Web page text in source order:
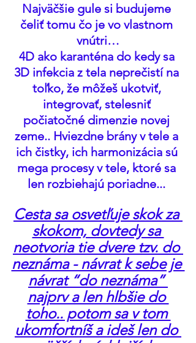
Najväčšie gule si budujeme
čeliť tomu čo je vo vlastnom
vnútri…
4D ako karanténa do kedy sa
3D infekcia z tela neprečistí na
toľko, že môžeš ukotviť,
integrovať, stelesniť
počiatočné dimenzie novej
zeme.. Hviezdne brány v tele a
ich čistky, ich harmonizácia sú
mega procesy v tele, ktoré sa
len rozbiehajú poriadne...
Cesta sa osvetľuje skok za
skokom, dovtedy sa
neotvoria tie dvere tzv. do
neznáma - návrat k sebe je
návrat “do neznáma”
najprv a len hlbšie do
toho.. potom sa v tom
ukomfortníš a ideš len do